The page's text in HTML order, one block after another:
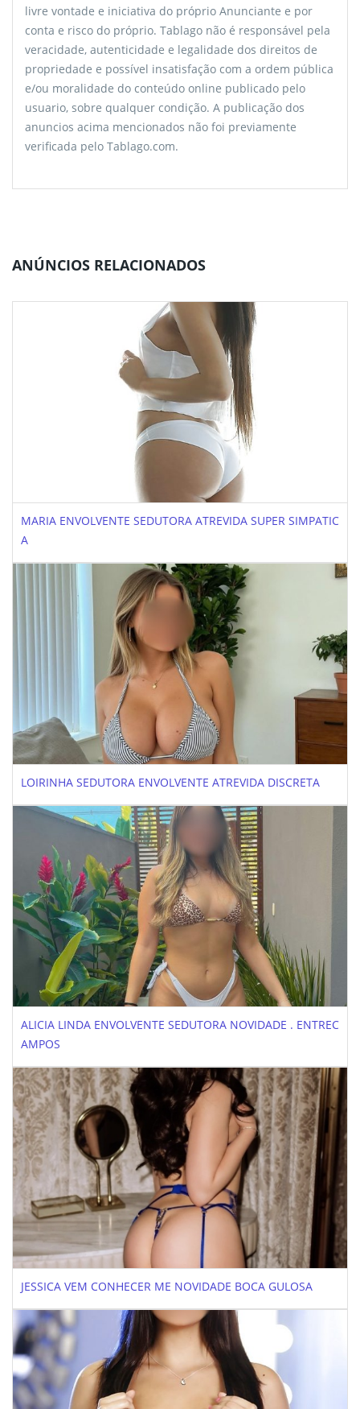
livre vontade e iniciativa do próprio Anunciante e por
conta e risco do próprio. Tablago não é responsável pela
veracidade, autenticidade e legalidade dos direitos de
propriedade e possível insatisfação com a ordem pública
e/ou moralidade do conteúdo online publicado pelo
usuario, sobre qualquer condição. A publicação dos
anuncios acima mencionados não foi previamente
verificada pelo Tablago.com.
ANÚNCIOS RELACIONADOS
MARIA ENVOLVENTE SEDUTORA ATREVIDA SUPER SIMPATIC
A
LOIRINHA SEDUTORA ENVOLVENTE ATREVIDA DISCRETA
ALICIA LINDA ENVOLVENTE SEDUTORA NOVIDADE . ENTREC
AMPOS
JESSICA VEM CONHECER ME NOVIDADE BOCA GULOSA